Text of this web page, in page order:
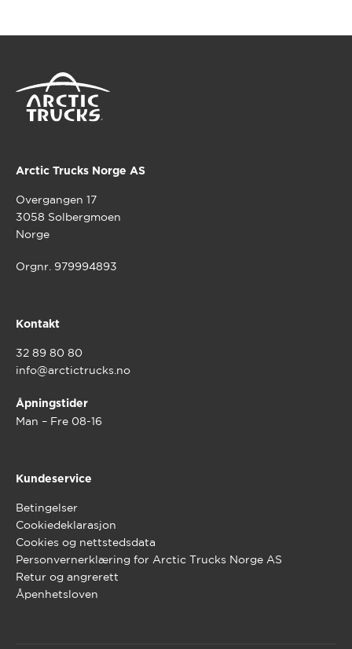
Arctic Trucks Norge AS
Overgangen 17
3058 Solbergmoen
Norge
Orgnr. 979994893
Kontakt
32 89 80 80
info@arctictrucks.no
Åpningstider
Man – Fre 08-16
Kundeservice
Betingelser
Cookiedeklarasjon
Cookies og nettstedsdata
Personvernerklæring for Arctic Trucks Norge AS
Retur og angrerett
Åpenhetsloven